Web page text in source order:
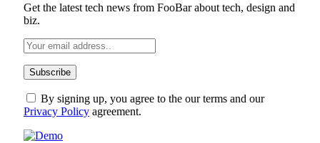
Get the latest tech news from FooBar about tech, design and
biz.
By signing up, you agree to the our terms and our
Privacy Policy agreement.